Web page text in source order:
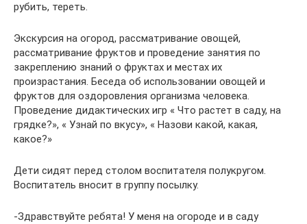
рубить, тереть.
Экскурсия на огород, рассматривание овощей,
рассматривание фруктов и проведение занятия по
закреплению знаний о фруктах и местах их
произрастания. Беседа об использовании овощей и
фруктов для оздоровления организма человека.
Проведение дидактических игр « Что растет в саду, на
грядке?», « Узнай по вкусу», « Назови какой, какая,
какое?»
Дети сидят перед столом воспитателя полукругом.
Воспитатель вносит в группу посылку.
-Здравствуйте ребята! У меня на огороде и в саду